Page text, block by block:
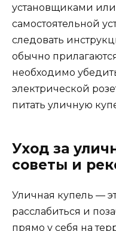
установщиками
самостоятельной
следовать
обычно
необходимо
электрической
питать уличную
Уход за
советы и
Уличная купель —
расслабиться и
прямо у себя на